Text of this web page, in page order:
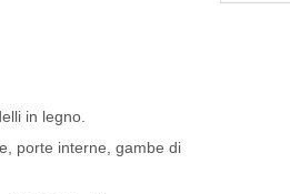
in legno.
porte interne, gambe di